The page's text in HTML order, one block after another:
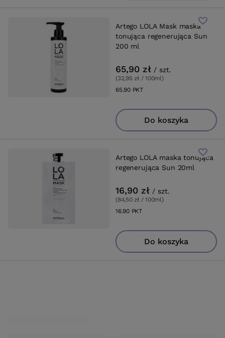
Artego LOLA Mask maska
tonująca regenerująca Sun
200 ml
65,90 zł / szt.
(32,95 zł / 100ml)
65.90PKTpunktów
Do koszyka
Artego LOLA maska tonująca
regenerująca Sun 20ml
16,90 zł / szt.
(84,50 zł / 100ml)
16.90PKTpunktów
Do koszyka